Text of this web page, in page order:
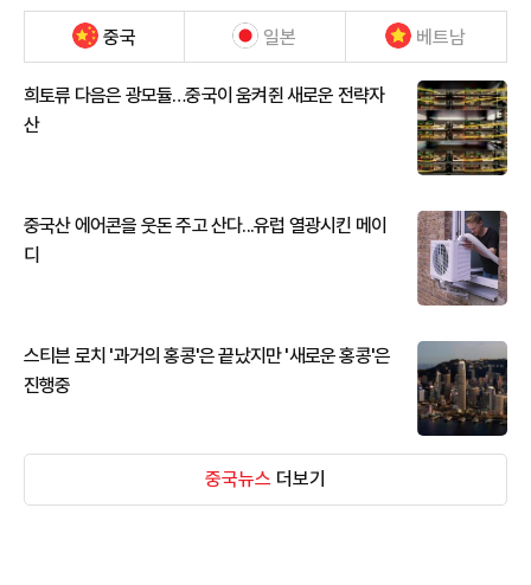
중국 일본 베트남
희토류 다음은 광모듈…중국이 움켜쥔 새로운 전략자
산
중국산 에어콘을 웃돈 주고 산다...유럽 열광시킨 메이
디
스티븐 로치 '과거의 홍콩'은 끝났지만 '새로운 홍콩'은
진행중
중국뉴스 더보기